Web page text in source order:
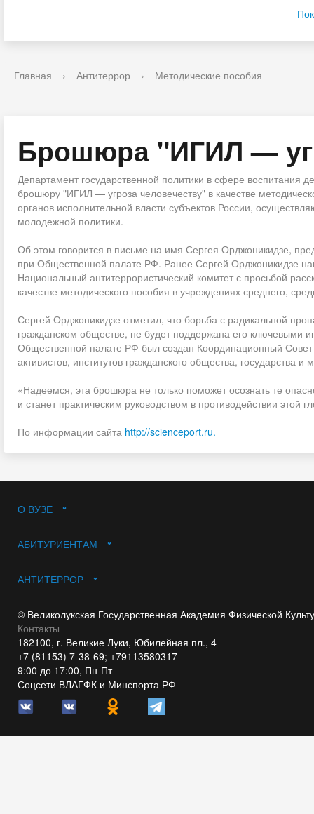
Главная › Антитеррор › Методические пособия
Брошюра "ИГИЛ —
Департамент государственной политики в сфере
брошюру "ИГИЛ — угроза человечеству" в качестве
органов исполнительной власти субъектов России,
молодежной политики.
Об этом говорится в письме на имя Сергея Орджоникидзе,
при Общественной палате РФ. Ранее Сергей Орджоникидзе
Национальный антитеррористический комитет с просьбой
качестве методического пособия в учреждениях среднего,
Сергей Орджоникидзе отметил, что борьба с радикальной
гражданском обществе, не будет поддержана его ключевыми
Общественной палате РФ был создан Координационный
активистов, институтов гражданского общества, государства
«Надеемся, эта брошюра не только поможет осознать те
и станет практическим руководством в противодействии этой
По информации сайта http://scienceport.ru.
О ВУЗЕ
АБИТУРИЕНТАМ
АНТИТЕРРОР
© Великолукская Государственная Академия Физической
Контакты
182100, г. Великие Луки, Юбилейная пл., 4
+7 (81153) 7-38-69; +79113580317
9:00 до 17:00, Пн-Пт
Соцсети ВЛАГФК и Минспорта РФ